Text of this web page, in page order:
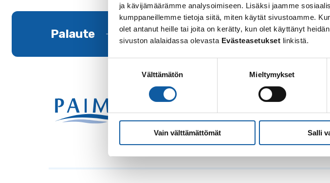
ja kävijämäärämme analysoimiseen. Lisäksi jaamme
kumppaneillemme tietoja siitä, miten käytät sivustoamme.
olet antanut heille tai joita on kerätty, kun olet käyttänyt
sivuston alalaidassa olevasta Evästeasetukset linkistä.
Välttämätön Mieltymykset
Vain välttämättömät Salli
Palaute
Käyntiosoite: Vistantie 18
Postiosoite: PL 50, 21531 PAIMIO
Vaihde: (02) 474 511
Sähköposti: